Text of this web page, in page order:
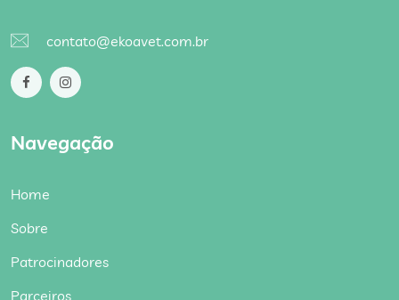
contato@ekoavet.com.br
Navegação
Home
Sobre
Patrocinadores
Parceiros